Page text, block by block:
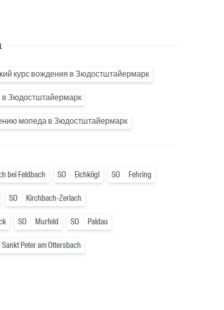
курс вождения в Зюдостштайермарк
Зюдостштайермарк
мопеда в Зюдостштайермарк
bei Feldbach SO Eichkögl SO Fehring
SO Kirchbach-Zerlach
SO Murfeld SO Paldau
Sankt Peter am Ottersbach